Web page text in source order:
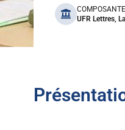
benefits
COMPOSANTE
UFR Lettres,